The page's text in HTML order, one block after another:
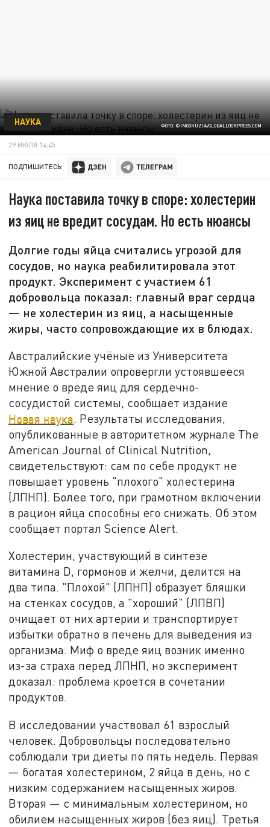
ФОТО: ©INGOKUZIA/GLOBALLOOKPRESS.СOM
НАУКА
29 ИЮЛЯ 14:45
ПОДПИШИТЕСЬ:
Наука поставила точку в споре: холестерин
из яиц не вредит сосудам. Но есть нюансы
Долгие годы яйца считались угрозой для
сосудов, но наука реабилитировала этот
продукт. Эксперимент с участием 61
добровольца показал: главный враг сердца
— не холестерин из яиц, а насыщенные
жиры, часто сопровождающие их в блюдах.
Австралийские учёные из Университета
Южной Австралии опровергли устоявшееся
мнение о вреде яиц для сердечно-
сосудистой системы, сообщает издание
Новая наука. Результаты исследования,
опубликованные в авторитетном журнале The
American Journal of Clinical Nutrition,
свидетельствуют: сам по себе продукт не
повышает уровень "плохого" холестерина
(ЛПНП). Более того, при грамотном включении
в рацион яйца способны его снижать. Об этом
сообщает портал Science Alert.
Холестерин, участвующий в синтезе
витамина D, гормонов и желчи, делится на
два типа. "Плохой" (ЛПНП) образует бляшки
на стенках сосудов, а "хороший" (ЛПВП)
очищает от них артерии и транспортирует
избытки обратно в печень для выведения из
организма. Миф о вреде яиц возник именно
из-за страха перед ЛПНП, но эксперимент
доказал: проблема кроется в сочетании
продуктов.
В исследовании участвовал 61 взрослый
человек. Добровольцы последовательно
соблюдали три диеты по пять недель. Первая
— богатая холестерином, 2 яйца в день, но с
низким содержанием насыщенных жиров.
Вторая — с минимальным холестерином, но
обилием насыщенных жиров (без яиц). Третья